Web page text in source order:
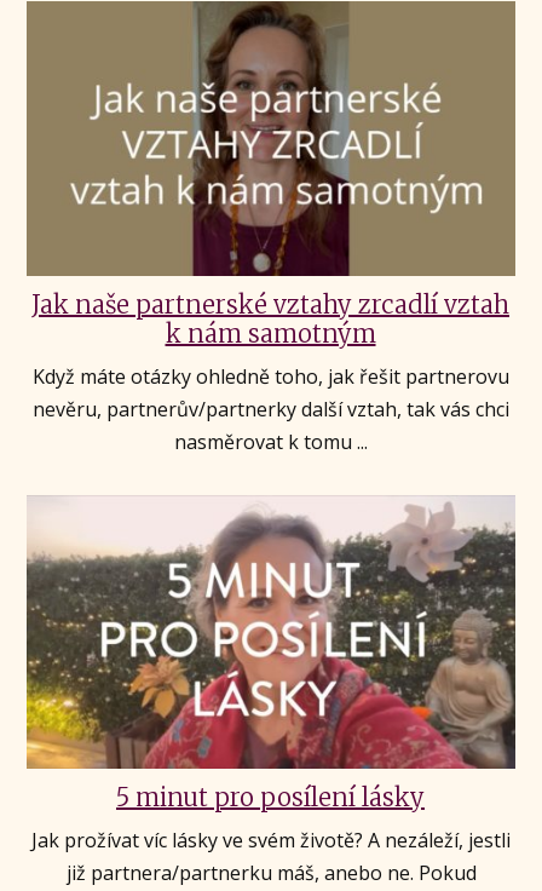
Jak naše partnerské vztahy zrcadlí vztah
k nám samotným
Když máte otázky ohledně toho, jak řešit partnerovu
nevěru, partnerův/partnerky další vztah, tak vás chci
nasměrovat k tomu ...
5 minut pro posílení lásky
Jak prožívat víc lásky ve svém životě? A nezáleží, jestli
již partnera/partnerku máš, anebo ne. Pokud